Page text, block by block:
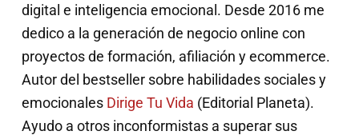
digital e inteligencia emocional. Desde 2016 me
dedico a la generación de negocio online con
proyectos de formación, afiliación y ecommerce.
Autor del bestseller sobre habilidades sociales y
emocionales Dirige Tu Vida (Editorial Planeta).
Ayudo a otros inconformistas a superar sus